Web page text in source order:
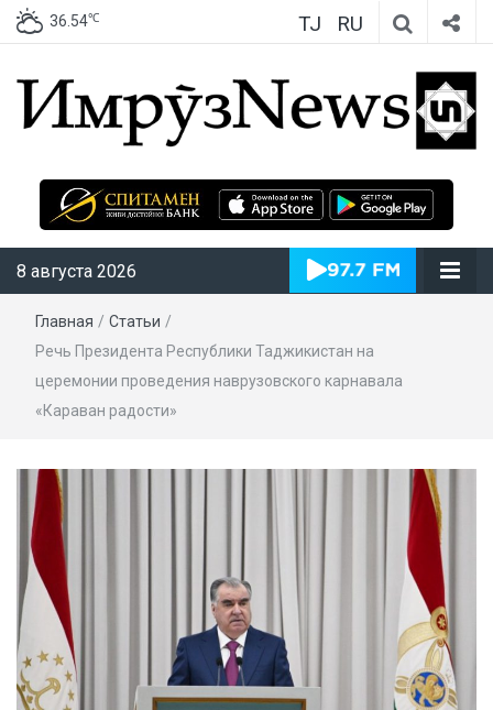
36.54℃ TJ RU
ИмрӯзNews
8 августа 2026
Главная / Статьи /
Речь Президента Республики Таджикистан на
церемонии проведения наврузовского карнавала
«Караван радости»